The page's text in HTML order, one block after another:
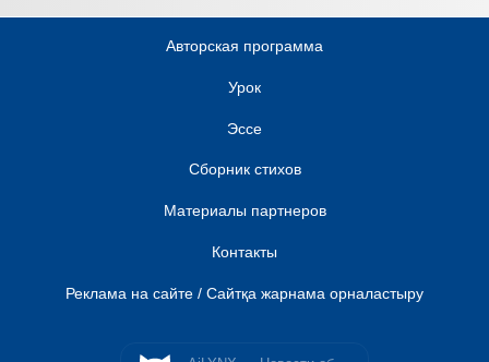
Авторская программа
Урок
Эссе
Сборник стихов
Материалы партнеров
Контакты
Реклама на сайте / Сайтқа жарнама орналастыру